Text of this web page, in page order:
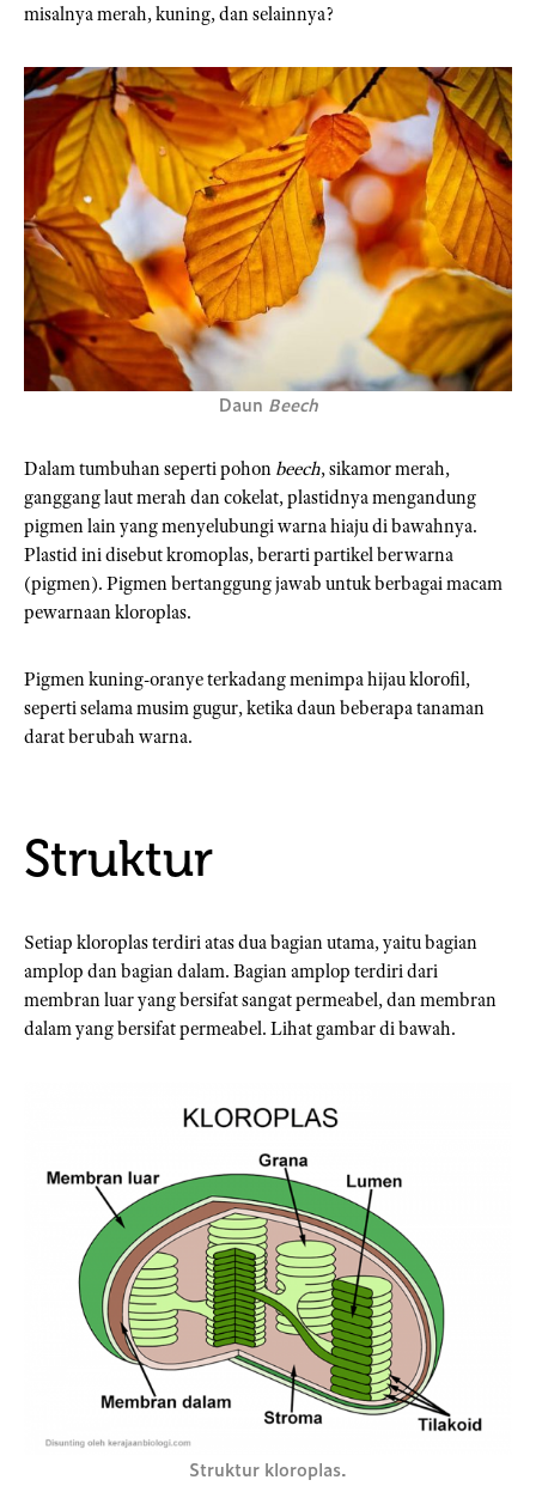
misalnya merah, kuning, dan selainnya?
Daun Beech
Dalam tumbuhan seperti pohon beech, sikamor merah,
ganggang laut merah dan cokelat, plastidnya mengandung
pigmen lain yang menyelubungi warna hiaju di bawahnya.
Plastid ini disebut kromoplas, berarti partikel berwarna
(pigmen). Pigmen bertanggung jawab untuk berbagai macam
pewarnaan kloroplas.
Pigmen kuning-oranye terkadang menimpa hijau klorofil,
seperti selama musim gugur, ketika daun beberapa tanaman
darat berubah warna.
Struktur
Setiap kloroplas terdiri atas dua bagian utama, yaitu bagian
amplop dan bagian dalam. Bagian amplop terdiri dari
membran luar yang bersifat sangat permeabel, dan membran
dalam yang bersifat permeabel. Lihat gambar di bawah.
Struktur kloroplas.